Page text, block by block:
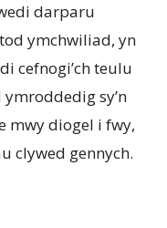
darparu
ymchwiliad, yn
cefnogi’ch teulu
ymroddedig sy’n
mwy diogel i fwy,
clywed gennych.